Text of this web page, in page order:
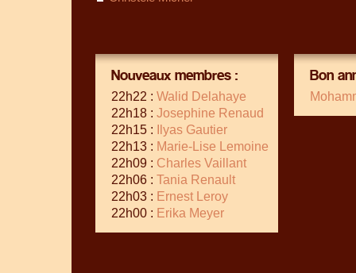
Nouveaux membres :
22h22 : Walid Delahaye
22h18 : Josephine Renaud
22h15 :
Ilyas Gautier
22h13 : Marie-Lise Lemoine
22h09 : Charles Vaillant
22h06 : Tania Renault
22h03 : Ernest Leroy
22h00 : Erika Meyer
Bon